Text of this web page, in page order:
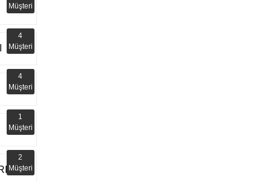
Müşteri
4
Müşteri
4
Müşteri
1
Müşteri
2
Müşteri